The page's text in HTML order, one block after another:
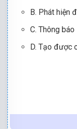
B. Phát hiện
C. Thông
D. Tạo được